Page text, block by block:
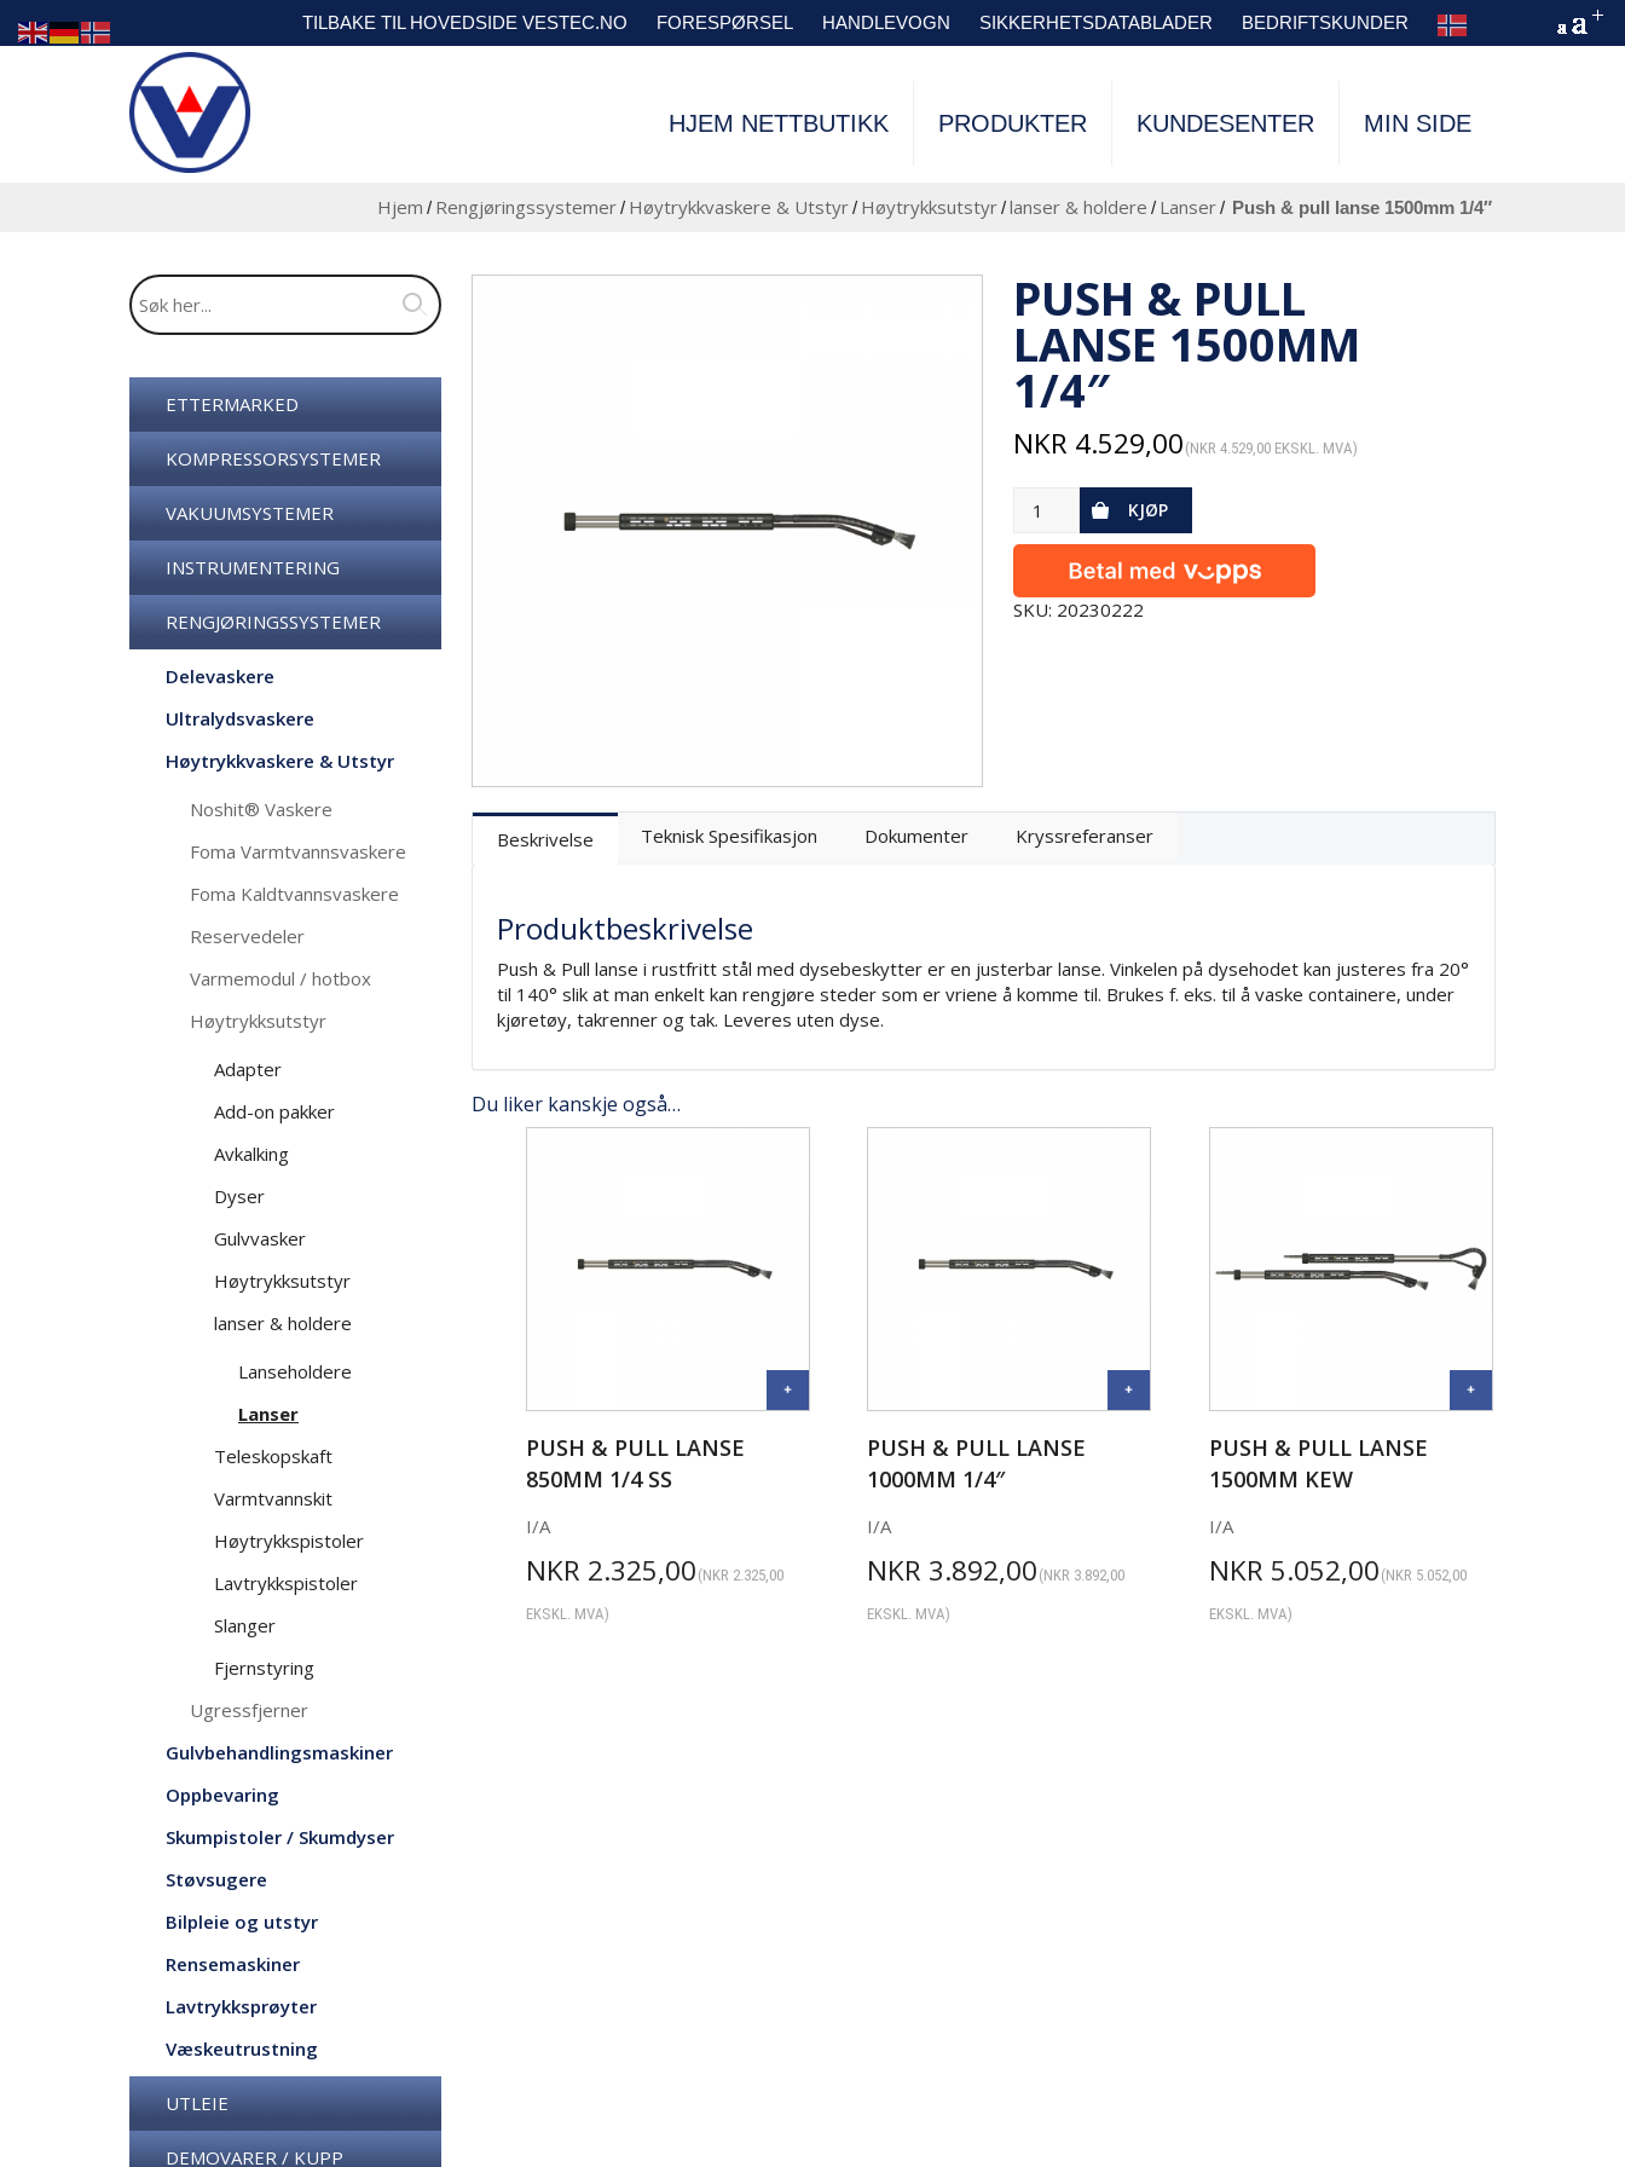
TILBAKE TIL HOVEDSIDE VESTEC.NO FORESPØRSEL HANDLEVOGN SIKKERHETSDATABLADER BEDRIFTSKUNDER
HJEM NETTBUTIKK PRODUKTER KUNDESENTER MIN SIDE
Hjem / Rengjøringssystemer/ Høytrykkvaskere & Utstyr/ Høytrykksutstyr/lanser & holdere / Lanser/ push & pull lanse 1500mm 1/4″
ETTERMARKED
KOMPRESSORSYSTEMER
VAKUUMSYSTEMER
INSTRUMENTERING
RENGJØRINGSSYSTEMER
Delevaskere
Ultralydsvaskere
Høytrykkvaskere & Utstyr
Noshit® Vaskere
Foma Varmtvannsvaskere
Foma Kaldtvannsvaskere
Reservedeler
Varmemodul / hotbox
Høytrykksutstyr
Adapter
Add-on pakker
Avkalking
Dyser
Gulvvasker
Høytrykksutstyr
lanser & holdere
Lanseholdere
Lanser
Teleskopskaft
Varmtvannskit
Høytrykkspistoler
Lavtrykkspistoler
Slanger
Fjernstyring
Ugressfjerner
Gulvbehandlingsmaskiner
Oppbevaring
Skumpistoler / Skumdyser
Støvsugere
Bilpleie og utstyr
Rensemaskiner
Lavtrykksprøyter
Væskeutrustning
UTLEIE
DEMOVARER / KUPP
PUSH & PULL
LANSE 1500MM
1/4″
NKR 4.529,00 (NKR 4.529,00 EKSKL. MVA)
KJØP
SKU: 20230222
Beskrivelse Teknisk Spesifikasjon Dokumenter Kryssreferanser
Produktbeskrivelse
Push & Pull lanse i rustfritt stål med dysebeskytter er en justerbar lanse. Vinkelen på dysehodet kan justeres fra 20°
til 140° slik at man enkelt kan rengjøre steder som er vriene å komme til. Brukes f. eks. til å vaske containere, under
kjøretøy, takrenner og tak. Leveres uten dyse.
Du liker kanskje også…
PUSH & PULL LANSE
850MM 1/4 SS
I/A
NKR 2.325,00 (NKR 2.325,00
EKSKL. MVA)
PUSH & PULL LANSE
1000MM 1/4″
I/A
NKR 3.892,00 (NKR 3.892,00
EKSKL. MVA)
PUSH & PULL LANSE
1500MM KEW
I/A
NKR 5.052,00 (NKR 5.052,00
EKSKL. MVA)